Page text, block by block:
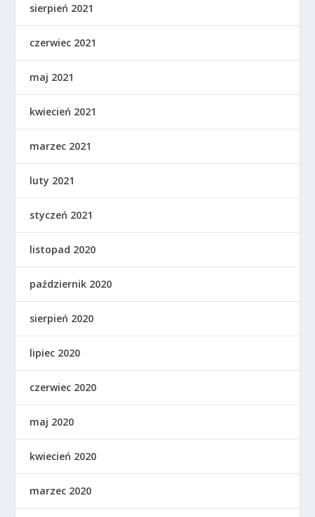
sierpień 2021
czerwiec 2021
maj 2021
kwiecień 2021
marzec 2021
luty 2021
styczeń 2021
listopad 2020
październik 2020
sierpień 2020
lipiec 2020
czerwiec 2020
maj 2020
kwiecień 2020
marzec 2020